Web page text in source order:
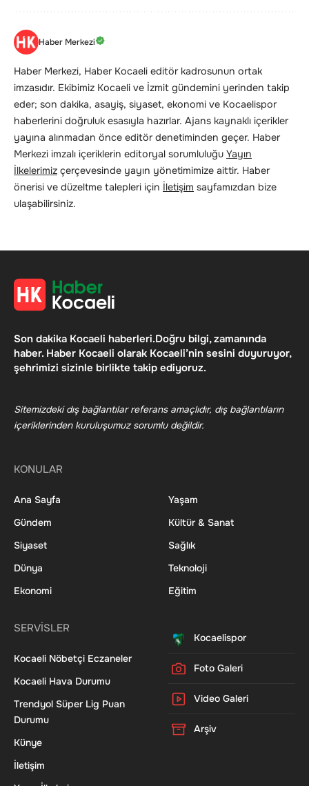
Haber Merkezi
Haber Merkezi, Haber Kocaeli editör kadrosunun ortak
imzasıdır. Ekibimiz Kocaeli ve İzmit gündemini yerinden takip
eder; son dakika, asayiş, siyaset, ekonomi ve Kocaelispor
haberlerini doğruluk esasıyla hazırlar. Ajans kaynaklı içerikler
yayına alınmadan önce editör denetiminden geçer. Haber
Merkezi imzalı içeriklerin editoryal sorumluluğu Yayın
İlkelerimiz çerçevesinde yayın yönetimimize aittir. Haber
önerisi ve düzeltme talepleri için İletişim sayfamızdan bize
ulaşabilirsiniz.
Son dakika Kocaeli haberleri.Doğru bilgi, zamanında
haber. Haber Kocaeli olarak Kocaeli’nin sesini duyuruyor,
şehrimizi sizinle birlikte takip ediyoruz.
Sitemizdeki dış bağlantılar referans amaçlıdır, dış bağlantıların
içeriklerinden kuruluşumuz sorumlu değildir.
KONULAR
Ana Sayfa
Gündem
Siyaset
Dünya
Ekonomi
Yaşam
Kültür & Sanat
Sağlık
Teknoloji
Eğitim
SERVİSLER
Kocaeli Nöbetçi Eczaneler
Kocaeli Hava Durumu
Trendyol Süper Lig Puan
Durumu
Künye
İletişim
Kocaelispor
Foto Galeri
Video Galeri
Arşiv